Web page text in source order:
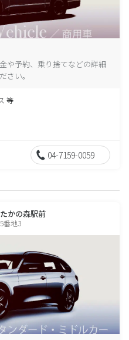
や予約、乗り捨てなどの詳細
さい。
等
04-7159-0059
かの森駅前
番地3